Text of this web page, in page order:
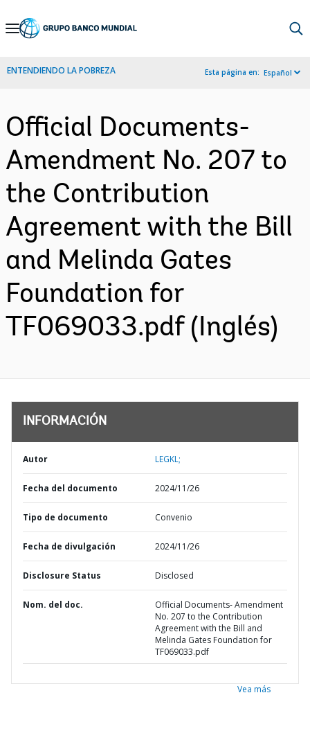
Skip
Navigation
ENTENDIENDO LA POBREZA Esta página en: Español
Official Documents-
Amendment No. 207 to
the Contribution
Agreement with the Bill
and Melinda Gates
Foundation for
TF069033.pdf (Inglés)
INFORMACIÓN
Autor LEGKL;
Fecha del documento 2024/11/26
Tipo de documento Convenio
Fecha de divulgación 2024/11/26
Disclosure Status Disclosed
Nom. del doc.
Official Documents- Amendment
No. 207 to the Contribution
Agreement with the Bill and
Melinda Gates Foundation for
TF069033.pdf
Vea más